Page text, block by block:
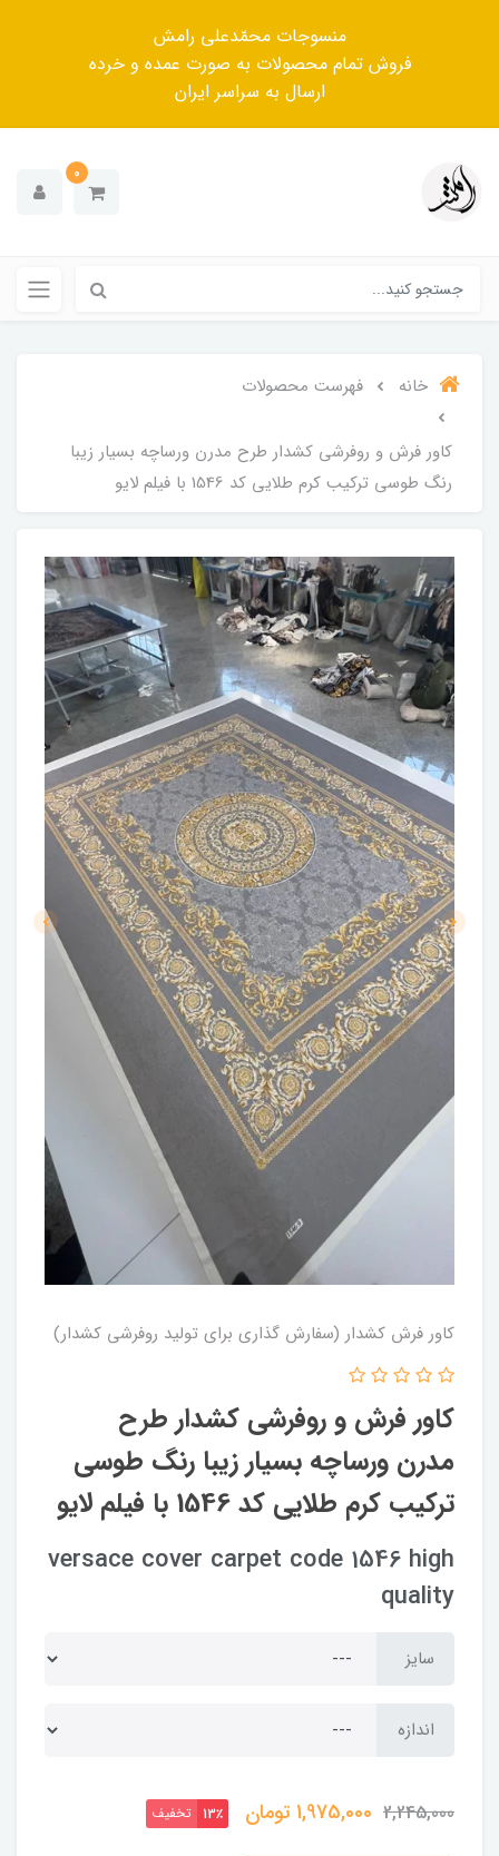
منسوجات محمّدعلی رامش
فروش تمام محصولات به صورت عمده و خرده
ارسال به سراسر ایران
0
خانه فهرست محصولات
کاور فرش و روفرشی کشدار طرح مدرن ورساچه بسیار زیبا
رنگ طوسی ترکیب کرم طلایی کد 1546 با فیلم لایو
کاور فرش کشدار (سفارش گذاری برای تولید روفرشی کشدار)
کاور فرش و روفرشی کشدار طرح
مدرن ورساچه بسیار زیبا رنگ طوسی
ترکیب کرم طلایی کد 1546 با فیلم لایو
versace cover carpet code 1546 high
quality
سایز
اندازه
2,245,000
1,975,000تومان 13٪ تخفیف